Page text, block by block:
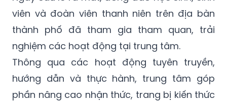
viên và đoàn viên thanh niên trên địa bàn
thành phố đã tham gia tham quan, trải
nghiệm các hoạt động tại trung tâm.
Thông qua các hoạt động tuyên truyền,
hướng dẫn và thực hành, trung tâm góp
phần nâng cao nhận thức, trang bị kiến thức